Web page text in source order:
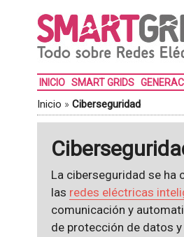
INICIO SMART GRIDS
Inicio » Ciberseguridad
La ciberseguridad se ha
las redes eléctricas
comunicación y
de protección de datos